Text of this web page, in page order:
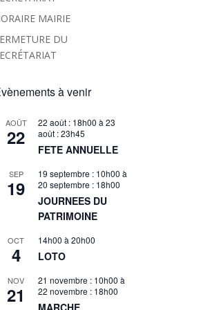
MAIRIE
DU
à venir
AOÛT
22
22 août : 18h00 à23
août : 23h45
FETE ANNUELLE
SEP
19
19 septembre : 10h00 à
20 septembre : 18h00
JOURNEES DU
PATRIMOINE
OCT
4
14h00 à20h00
LOTO
NOV
21
21 novembre : 10h00 à
22 novembre : 18h00
MARCHE